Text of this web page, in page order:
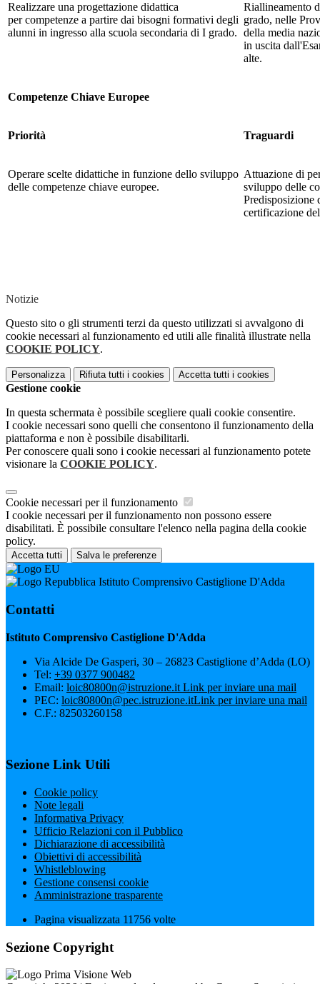
Realizzare una progettazione didattica
per competenze a partire dai bisogni formativi degli
alunni in ingresso alla scuola secondaria di I grado.
Riallineamento
grado, nelle
della media
in uscita
alte.
Competenze Chiave Europee
Priorità Traguardi
Operare scelte didattiche in funzione dello sviluppo
delle competenze chiave europee.
Attuazione di
sviluppo delle
Predisposizione
certificazione
Notizie
Questo sito o gli strumenti terzi da questo utilizzati si avvalgono di
cookie necessari al funzionamento ed utili alle finalità illustrate nella
COOKIE POLICY.
Personalizza Rifiuta tutti i cookies Accetta tutti i cookies
Gestione cookie
In questa schermata è possibile scegliere quali cookie consentire.
I cookie necessari sono quelli che consentono il funzionamento della
piattaforma e non è possibile disabilitarli.
Per conoscere quali sono i cookie necessari al funzionamento potete
visionare la COOKIE POLICY.
Cookie necessari per il funzionamento
I cookie necessari per il funzionamento non possono essere
disabilitati. È possibile consultare l'elenco nella pagina della cookie
policy.
Accetta tutti Salva le preferenze
Istituto Comprensivo Castiglione D'Adda
Contatti
Istituto Comprensivo Castiglione D'Adda
Via Alcide De Gasperi, 30 – 26823 Castiglione d’Adda (LO)
Tel: +39 0377 900482
Email: loic80800n@istruzione.it Link per inviare una mail
PEC: loic80800n@pec.istruzione.itLink per inviare una mail
C.F.: 82503260158
Sezione Link Utili
Cookie policy
Note legali
Informativa Privacy
Ufficio Relazioni con il Pubblico
Dichiarazione di accessibilità
Obiettivi di accessibilità
Whistleblowing
Gestione consensi cookie
Amministrazione trasparente
Pagina visualizzata 11756 volte
Sezione Copyright